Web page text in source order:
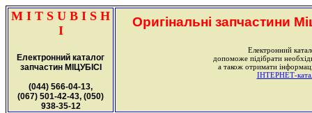
M I T S U B I S H
I
Електронний каталог
запчастин МІЦУБІСІ
(044) 566-04-13,
(067) 501-42-43, (050)
938-35-12
Оригінальні запчастини
Електронний
допоможе підібрати
а також отримати
ІНТЕРНЕТ-